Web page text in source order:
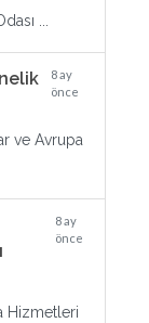
...
8 ay
önce
ve Avrupa
8 ay
önce
Hizmetleri